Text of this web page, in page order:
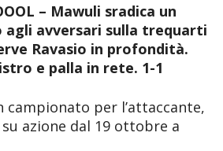
– Mawuli sradica un
agli avversari sulla trequarti
Ravasio in profondità.
e palla in rete. 1-1
campionato per l’attaccante,
azione dal 19 ottobre a